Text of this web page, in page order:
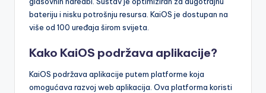
bateriju i nisku potrošnju resursa. KaiOS je dostupan na
više od 100 uređaja širom svijeta.
Kako KaiOS podržava aplikacije?
KaiOS podržava aplikacije putem platforme koja
omogućava razvoj web aplikacija. Ova platforma koristi